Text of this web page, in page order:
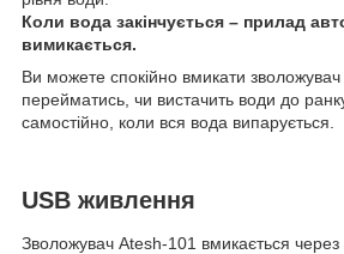
Коли вода закінчується – прилад
вимикається.
Ви можете спокійно вмикати зволожувач
перейматись, чи вистачить води до
самостійно, коли вся вода випарується.
USB живлення
Зволожувач Atesh-101 вмикається через